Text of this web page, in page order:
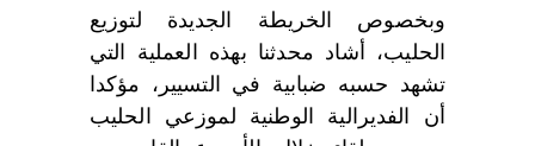
وبخصوص الخريطة الجديدة لتوزيع
الحليب، أشاد محدثنا بهذه العملية التي
تشهد حسبه ضبابية في التسيير، مؤكدا
أن الفديرالية الوطنية لموزعي الحليب